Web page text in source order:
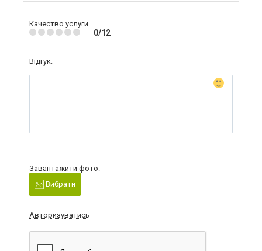
Качество услуги
0/12
Відгук:
Завантажити фото:
Вибрати
Авторизуватись